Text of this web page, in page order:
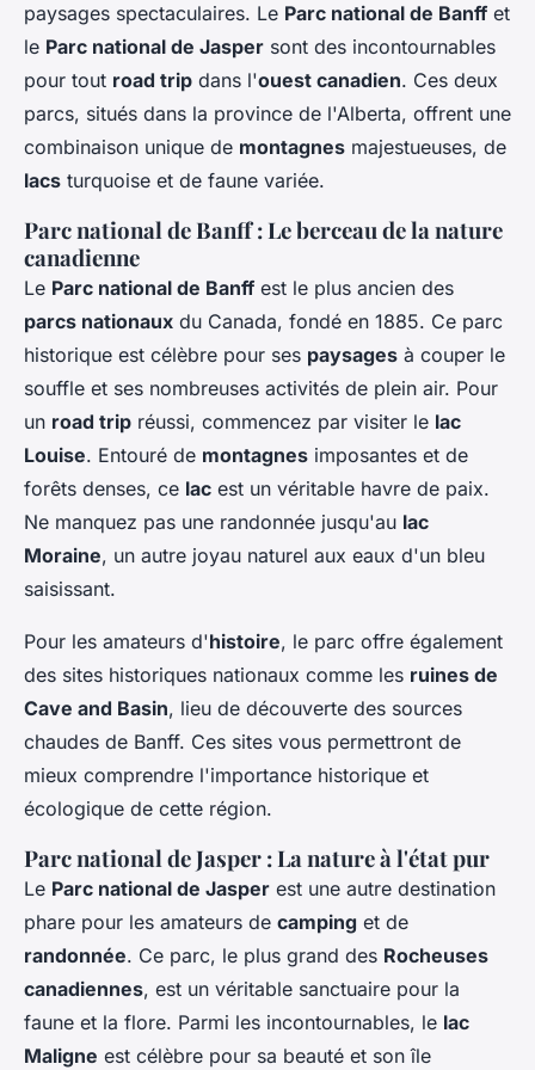
paysages spectaculaires. Le Parc national de Banff et
le Parc national de Jasper sont des incontournables
pour tout road trip dans l'ouest canadien. Ces deux
parcs, situés dans la province de l'Alberta, offrent une
combinaison unique de montagnes majestueuses, de
lacs turquoise et de faune variée.
Parc national de Banff : Le berceau de la nature
canadienne
Le Parc national de Banff est le plus ancien des
parcs nationaux du Canada, fondé en 1885. Ce parc
historique est célèbre pour ses paysages à couper le
souffle et ses nombreuses activités de plein air. Pour
un road trip réussi, commencez par visiter le lac
Louise. Entouré de montagnes imposantes et de
forêts denses, ce lac est un véritable havre de paix.
Ne manquez pas une randonnée jusqu'au lac
Moraine, un autre joyau naturel aux eaux d'un bleu
saisissant.
Pour les amateurs d'histoire, le parc offre également
des sites historiques nationaux comme les ruines de
Cave and Basin, lieu de découverte des sources
chaudes de Banff. Ces sites vous permettront de
mieux comprendre l'importance historique et
écologique de cette région.
Parc national de Jasper : La nature à l'état pur
Le Parc national de Jasper est une autre destination
phare pour les amateurs de camping et de
randonnée. Ce parc, le plus grand des Rocheuses
canadiennes, est un véritable sanctuaire pour la
faune et la flore. Parmi les incontournables, le lac
Maligne est célèbre pour sa beauté et son île